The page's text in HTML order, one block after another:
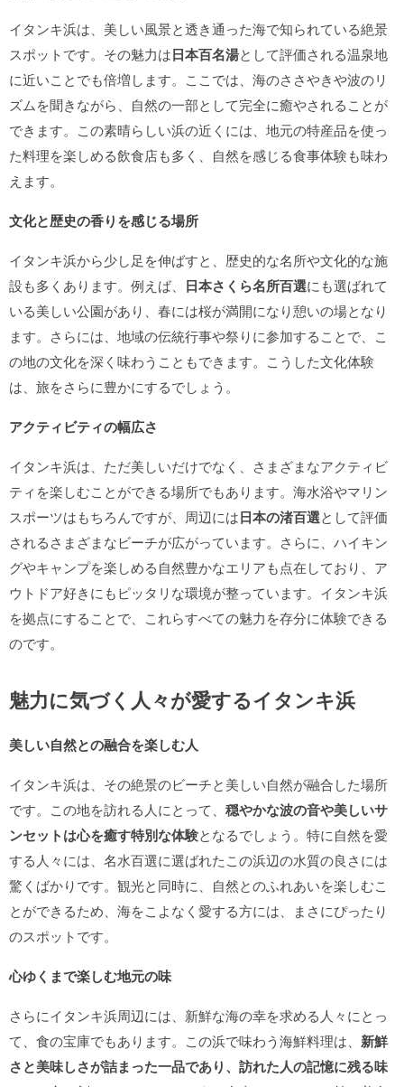
イタンキ浜は、美しい風景と透き通った海で知られている絶景
スポットです。その魅力は日本百名湯として評価される温泉地
に近いことでも倍増します。ここでは、海のささやきや波のリ
ズムを聞きながら、自然の一部として完全に癒やされることが
できます。この素晴らしい浜の近くには、地元の特産品を使っ
た料理を楽しめる飲食店も多く、自然を感じる食事体験も味わ
えます。
文化と歴史の香りを感じる場所
イタンキ浜から少し足を伸ばすと、歴史的な名所や文化的な施
設も多くあります。例えば、 日本さくら名所百選にも選ばれて
いる美しい公園があり、春には桜が満開になり憩いの場となり
ます。さらには、地域の伝統行事や祭りに参加することで、こ
の地の文化を深く味わうこともできます。こうした文化体験
は、旅をさらに豊かにするでしょう。
アクティビティの幅広さ
イタンキ浜は、ただ美しいだけでなく、さまざまなアクティビ
ティを楽しむことができる場所でもあります。海水浴やマリン
スポーツはもちろんですが、周辺には日本の渚百選として評価
されるさまざまなビーチが広がっています。さらに、ハイキン
グやキャンプを楽しめる自然豊かなエリアも点在しており、ア
ウトドア好きにもピッタリな環境が整っています。イタンキ浜
を拠点にすることで、これらすべての魅力を存分に体験できる
のです。
魅力に気づく人々が愛するイタンキ浜
美しい自然との融合を楽しむ人
イタンキ浜は、その絶景のビーチと美しい自然が融合した場所
です。この地を訪れる人にとって、 穏やかな波の音や美しいサ
ンセットは心を癒す特別な体験となるでしょう。特に自然を愛
する人々には、名水百選に選ばれたこの浜辺の水質の良さには
驚くばかりです。観光と同時に、自然とのふれあいを楽しむこ
とができるため、海をこよなく愛する方には、まさにぴったり
のスポットです。
心ゆくまで楽しむ地元の味
さらにイタンキ浜周辺には、新鮮な海の幸を求める人々にとっ
て、食の宝庫でもあります。この浜で味わう海鮮料理は、 新鮮
さと美味しさが詰まった一品であり、訪れた人の記憶に残る味